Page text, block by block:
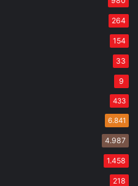
264
154
33
9
433
6.841
4.987
1.458
218